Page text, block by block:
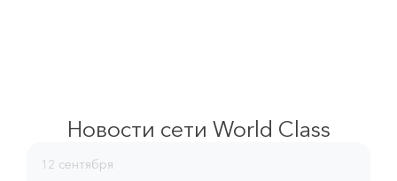
Новости сети World Class
12 сентября